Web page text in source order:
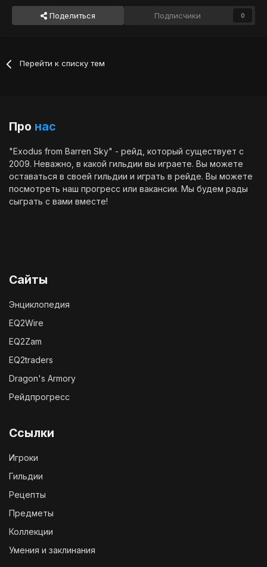
Поделиться Подписчики 0
Перейти к списку тем
Про нас
"Exodus from Barren Sky" - рейд, который существует с
2009. Неважно, в какой гильдии вы играете. Вы можете
оставаться в своей гильдии и играть в рейде. Вы можете
посмотреть наш прогресс или вакансии. Мы будем рады
сыграть с вами вместе!
Сайты
Энциклопедия
EQ2Wire
EQ2Zam
EQ2traders
Dragon's Armory
Рейдпрогресс
Ссылки
Игроки
Гильдии
Рецепты
Предметы
Коллекции
Умения и заклинания